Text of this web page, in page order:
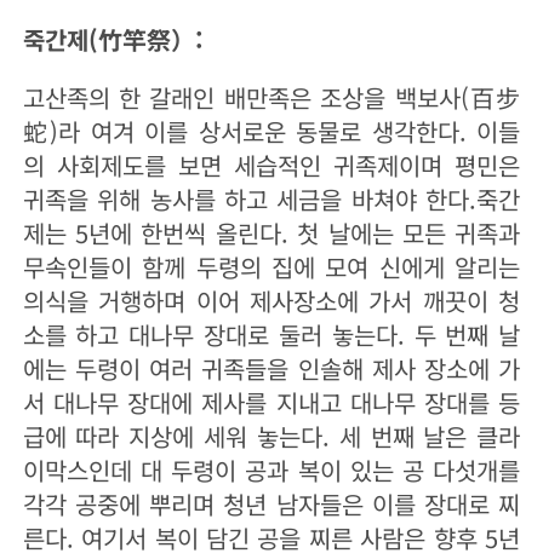
죽간제(竹竿祭）:
고산족의 한 갈래인 배만족은 조상을 백보사(百步
蛇)라 여겨 이를 상서로운 동물로 생각한다. 이들
의 사회제도를 보면 세습적인 귀족제이며 평민은
귀족을 위해 농사를 하고 세금을 바쳐야 한다.죽간
제는 5년에 한번씩 올린다. 첫 날에는 모든 귀족과
무속인들이 함께 두령의 집에 모여 신에게 알리는
의식을 거행하며 이어 제사장소에 가서 깨끗이 청
소를 하고 대나무 장대로 둘러 놓는다. 두 번째 날
에는 두령이 여러 귀족들을 인솔해 제사 장소에 가
서 대나무 장대에 제사를 지내고 대나무 장대를 등
급에 따라 지상에 세워 놓는다. 세 번째 날은 클라
이막스인데 대 두령이 공과 복이 있는 공 다섯개를
각각 공중에 뿌리며 청년 남자들은 이를 장대로 찌
른다. 여기서 복이 담긴 공을 찌른 사람은 향후 5년